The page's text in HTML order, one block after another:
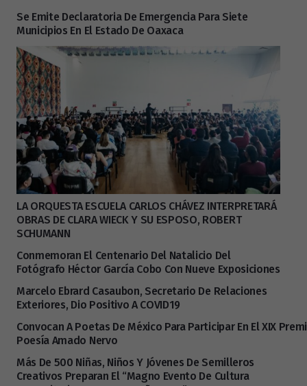
Se Emite Declaratoria De Emergencia Para Siete
Municipios En El Estado De Oaxaca
LA ORQUESTA ESCUELA CARLOS CHÁVEZ INTERPRETARÁ
OBRAS DE CLARA WIECK Y SU ESPOSO, ROBERT
SCHUMANN
Conmemoran El Centenario Del Natalicio Del
Fotógrafo Héctor García Cobo Con Nueve Exposiciones
Marcelo Ebrard Casaubon, Secretario De Relaciones
Exteriores, Dio Positivo A COVID19
Convocan A Poetas De México Para Participar En El XIX
Poesía Amado Nervo
Más De 500 Niñas, Niños Y Jóvenes De Semilleros
Creativos Preparan El “Magno Evento De Cultura